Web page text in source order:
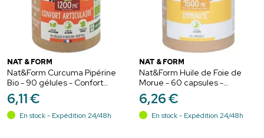
NAT & FORM
Nat&Form Curcuma Pipérine
Bio - 90 gélules - Confort
articulaire et assimilation
optimale
6,11€
En stock - Expédition 24/48h
NAT & FORM
Nat&Form Huile de Foie de
Morue - 60 capsules -
Immunité, vision et vitalité
osseuse
6,26€
En stock - Expédition 24/48h